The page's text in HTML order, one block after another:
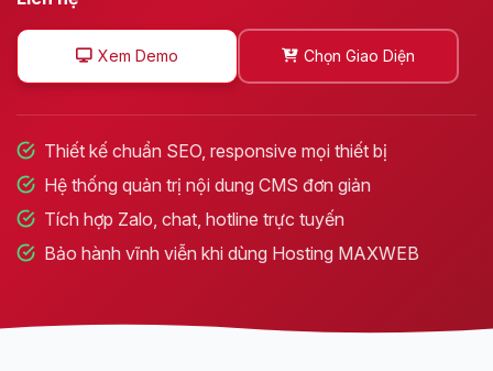
Xem Demo Chọn Giao Diện
Thiết kế chuẩn SEO, responsive mọi thiết bị
Hệ thống quản trị nội dung CMS đơn giản
Tích hợp Zalo, chat, hotline trực tuyến
Bảo hành vĩnh viễn khi dùng Hosting MAXWEB